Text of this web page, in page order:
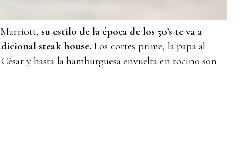
su estilo de la época de los 50’s te va a
steak house. Los cortes prime, la papa al
y hasta la hamburguesa envuelta en tocino son